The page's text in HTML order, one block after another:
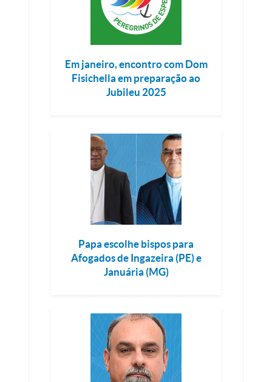
Em janeiro, encontro com Dom
Fisichella em preparação ao
Jubileu 2025
Papa escolhe bispos para
Afogados de Ingazeira (PE) e
Januária (MG)